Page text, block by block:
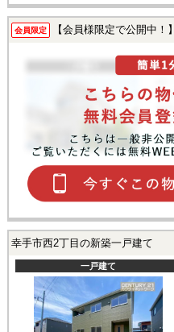
会員限定 【会員様限定で公開中！】
幸手市西2丁目の新築一戸建て
一戸建て